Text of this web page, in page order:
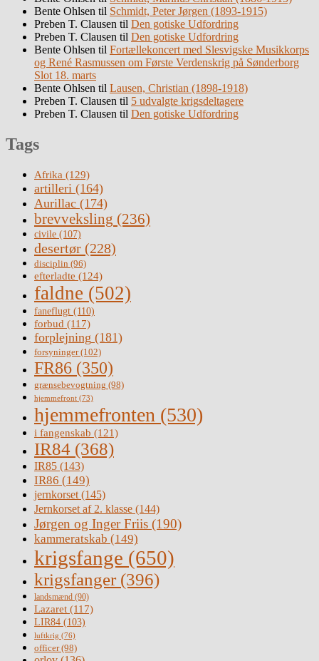
Bente Ohlsen til Schmidt, Peter Jørgen (1893-1915)
Preben T. Clausen til Den gotiske Udfordring
Preben T. Clausen til Den gotiske Udfordring
Bente Ohlsen til Fortællekoncert med Slesvigske Musikkorps
og René Rasmussen om Første Verdenskrig på Sønderborg
Slot 18. marts
Bente Ohlsen til Lausen, Christian (1898-1918)
Preben T. Clausen til 5 udvalgte krigsdeltagere
Preben T. Clausen til Den gotiske Udfordring
Tags
Afrika (129)
artilleri (164)
Aurillac (174)
brevveksling (236)
civile (107)
desertør (228)
disciplin (96)
efterladte (124)
faldne (502)
faneflugt (110)
forbud (117)
forplejning (181)
forsyninger(102)
FR86 (350)
grænsebevogtning (98)
hjemmefront (73)
hjemmefronten (530)
i fangenskab (121)
IR84 (368)
IR85 (143)
IR86 (149)
jernkorset(145)
Jernkorset af 2. klasse (144)
Jørgen og Inger Friis (190)
kammeratskab (149)
krigsfange (650)
krigsfanger (396)
landsmænd (90)
Lazaret (117)
LIR84 (103)
luftkrig (76)
officer(98)